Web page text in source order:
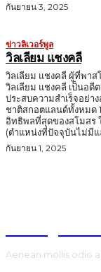
กันยายน 3, 2025
ข่าวลิเวอร์พูล
วิลเลียม แชงคลี
วิลเลียม แชงคลี ผู้ที่พาส
วิลเลียม แชงคลี เป็นอ
ประสบความสำเร็จอย่า
ชาติสกอตแลนด์ทั้งหมด
อิทธิพลที่สุดของสโมสร ในฐานะนักฟุตบอล แชงคลีเล่นในตำแหน่งวิงฮาร์ปฝั่งขวา
(ตำแหน่งที่ปัจจุบันไม่มีแ
กันยายน 1, 2025
Aenean mollis odio